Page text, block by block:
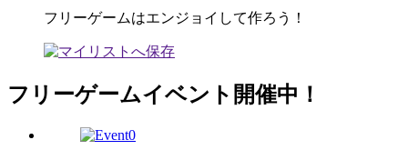
フリーゲームはエンジョイして作ろう！
フリーゲームイベント開催中！